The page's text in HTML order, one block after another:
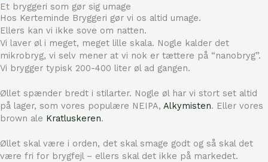
Et bryggeri som gør sig umage
Hos Kerteminde Bryggeri gør vi os altid umage.
Ellers kan vi ikke sove om natten.
Vi laver øl i meget, meget lille skala. Nogle kalder det
mikrobryg, vi selv mener at vi nok er tættere på “nanobryg”.
Vi brygger typisk 200-400 liter øl ad gangen.
Øllet spænder bredt i stilarter. Nogle øl har vi stort set altid
på lager, som vores populære NEIPA, Alkymisten. Eller vores
brown ale Kratluskeren.
Øllet skal være i orden, det skal smage godt og så skal det
være fri for brygfejl – ellers skal det ikke på markedet.